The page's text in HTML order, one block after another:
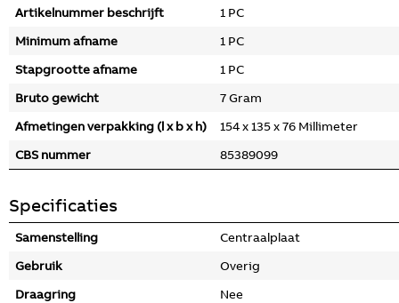
Artikelnummer beschrijft
1 PC
Minimum afname
1 PC
Stapgrootte afname
1 PC
Bruto gewicht
7 Gram
Afmetingen verpakking (l x b x h)
154 x 135 x 76 Millimeter
CBS nummer
85389099
Specificaties
Samenstelling
Centraalplaat
Gebruik
Overig
Draagring
Nee